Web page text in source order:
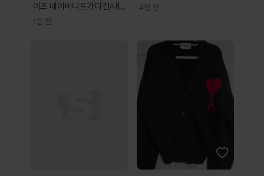
이즈 네이비니트가디건/내옷
방
1일 전
4일 전